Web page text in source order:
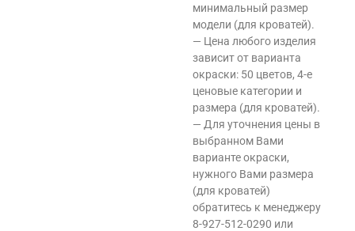
минимальный размер
модели (для кроватей).
— Цена любого изделия
зависит от варианта
окраски: 50 цветов, 4-е
ценовые категории и
размера (для кроватей).
— Для уточнения цены в
выбранном Вами
варианте окраски,
нужного Вами размера
(для кроватей)
обратитесь к менеджеру
8-927-512-0290 или